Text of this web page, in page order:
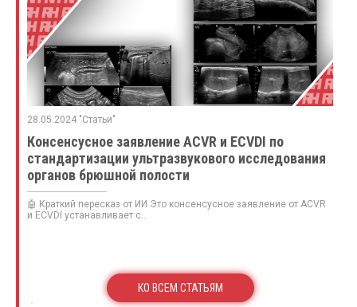
28.05.2024 "Статьи"
Консенсусное заявление ACVR и ECVDI по
стандартизации ультразвукового исследования
органов брюшной полости
🤖 Краткий пересказ от ИИ Это консенсусное заявление от ACVR
и ECVDI устанавливает с...
КО ВСЕМ СТАТЬЯМ